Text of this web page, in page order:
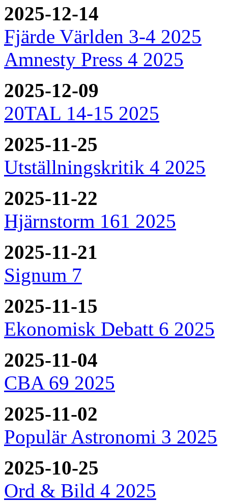
2025-12-14
Fjärde Världen 3-4 2025
Amnesty Press 4 2025
2025-12-09
20TAL 14-15 2025
2025-11-25
Utställningskritik 4 2025
2025-11-22
Hjärnstorm 161 2025
2025-11-21
Signum 7
2025-11-15
Ekonomisk Debatt 6 2025
2025-11-04
CBA 69 2025
2025-11-02
Populär Astronomi 3 2025
2025-10-25
Ord & Bild 4 2025